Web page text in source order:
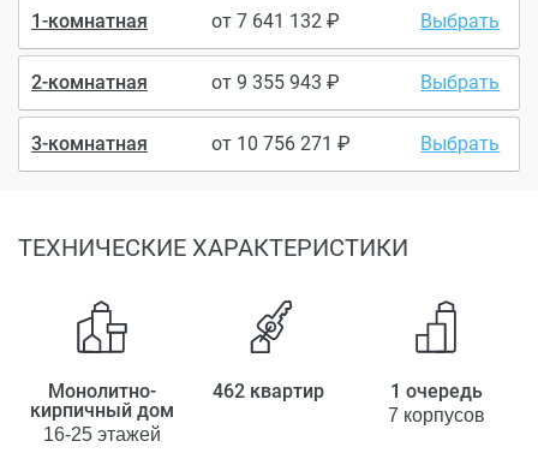
1-комнатная от7 641 132 Выбрать
2-комнатная от9 355 943 Выбрать
3-комнатная от 10 756 271 Выбрать
ТЕХНИЧЕСКИЕ ХАРАКТЕРИСТИКИ
Монолитно-
кирпичный дом
16-25 этажей
462 квартир 1 очередь
7 корпусов